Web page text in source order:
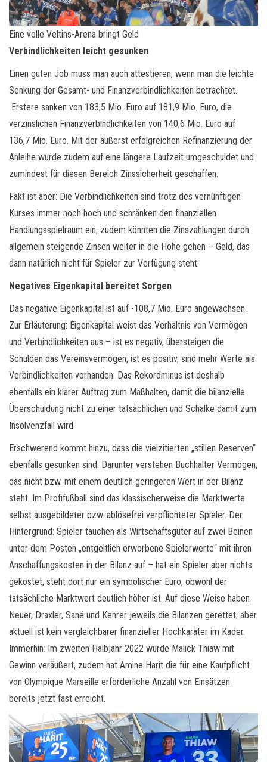
Eine volle Veltins-Arena bringt Geld
Verbindlichkeiten leicht gesunken
Einen guten Job muss man auch attestieren, wenn man die leichte
Senkung der Gesamt- und Finanzverbindlichkeiten betrachtet.
Erstere sanken von 183,5 Mio. Euro auf 181,9 Mio. Euro, die
verzinslichen Finanzverbindlichkeiten von 140,6 Mio. Euro auf
136,7 Mio. Euro. Mit der äußerst erfolgreichen Refinanzierung der
Anleihe wurde zudem auf eine längere Laufzeit umgeschuldet und
zumindest für diesen Bereich Zinssicherheit geschaffen.
Fakt ist aber: Die Verbindlichkeiten sind trotz des vernünftigen
Kurses immer noch hoch und schränken den finanziellen
Handlungsspielraum ein, zudem könnten die Zinszahlungen durch
allgemein steigende Zinsen weiter in die Höhe gehen – Geld, das
dann natürlich nicht für Spieler zur Verfügung steht.
Negatives Eigenkapital bereitet Sorgen
Das negative Eigenkapital ist auf -108,7 Mio. Euro angewachsen.
Zur Erläuterung: Eigenkapital weist das Verhältnis von Vermögen
und Verbindlichkeiten aus – ist es negativ, übersteigen die
Schulden das Vereinsvermögen, ist es positiv, sind mehr Werte als
Verbindlichkeiten vorhanden. Das Rekordminus ist deshalb
ebenfalls ein klarer Auftrag zum Maßhalten, damit die bilanzielle
Überschuldung nicht zu einer tatsächlichen und Schalke damit zum
Insolvenzfall wird.
Erschwerend kommt hinzu, dass die vielzitierten „stillen Reserven“
ebenfalls gesunken sind. Darunter verstehen Buchhalter Vermögen,
das nicht bzw. mit einem deutlich geringeren Wert in der Bilanz
steht. Im Profifußball sind das klassischerweise die Marktwerte
selbst ausgebildeter bzw. ablösefrei verpflichteter Spieler. Der
Hintergrund: Spieler tauchen als Wirtschaftsgüter auf zwei Beinen
unter dem Posten „entgeltlich erworbene Spielerwerte“ mit ihren
Anschaffungskosten in der Bilanz auf – hat ein Spieler aber nichts
gekostet, steht dort nur ein symbolischer Euro, obwohl der
tatsächliche Marktwert deutlich höher ist. Auf diese Weise haben
Neuer, Draxler, Sané und Kehrer jeweils die Bilanzen gerettet, aber
aktuell ist kein vergleichbarer finanzieller Hochkaräter im Kader.
Immerhin: Im zweiten Halbjahr 2022 wurde Malick Thiaw mit
Gewinn veräußert, zudem hat Amine Harit die für eine Kaufpflicht
von Olympique Marseille erforderliche Anzahl von Einsätzen
bereits jetzt fast erreicht.